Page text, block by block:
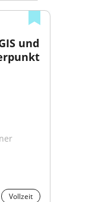
und
Vollzeit